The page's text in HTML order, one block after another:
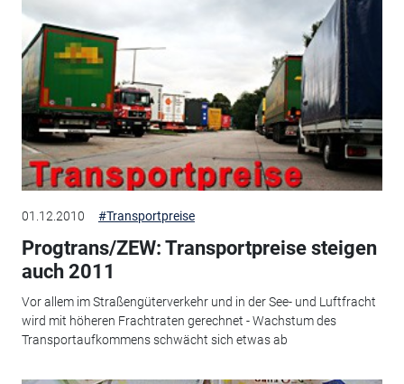
01.12.2010 #Transportpreise
Progtrans/ZEW: Transportpreise steigen
auch 2011
Vor allem im Straßengüterverkehr und in der See- und Luftfracht
wird mit höheren Frachtraten gerechnet - Wachstum des
Transportaufkommens schwächt sich etwas ab